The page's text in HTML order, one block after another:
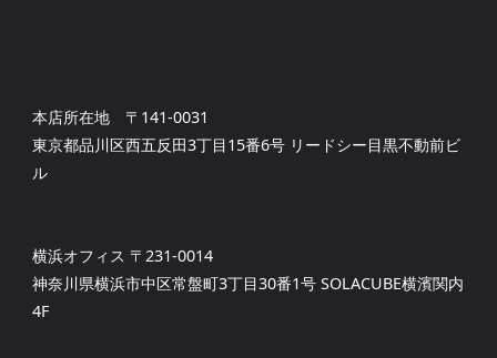
本店所在地 〒141-0031
東京都品川区西五反田3丁目15番6号 リードシー目黒不動前ビ
ル
横浜オフィス 〒231-0014
神奈川県横浜市中区常盤町3丁目30番1号 SOLACUBE横濱関内
4F